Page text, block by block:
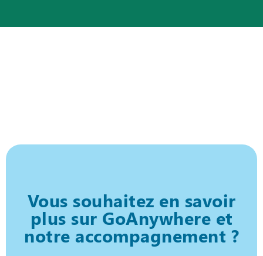
Vous souhaitez en savoir
plus sur GoAnywhere et
notre accompagnement ?